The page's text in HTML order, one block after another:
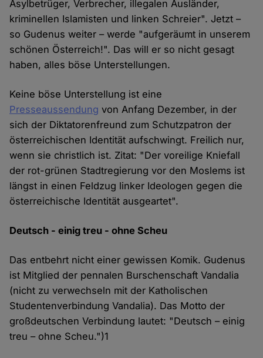
Asylbetrüger, Verbrecher, illegalen Ausländer,
kriminellen Islamisten und linken Schreier". Jetzt –
so Gudenus weiter – werde "aufgeräumt in unserem
schönen Österreich!". Das will er so nicht gesagt
haben, alles böse Unterstellungen.
Keine böse Unterstellung ist eine
Presseaussendung von Anfang Dezember, in der
sich der Diktatorenfreund zum Schutzpatron der
österreichischen Identität aufschwingt. Freilich nur,
wenn sie christlich ist. Zitat: "Der voreilige Kniefall
der rot-grünen Stadtregierung vor den Moslems ist
längst in einen Feldzug linker Ideologen gegen die
österreichische Identität ausgeartet".
Deutsch - einig treu - ohne Scheu
Das entbehrt nicht einer gewissen Komik. Gudenus
ist Mitglied der pennalen Burschenschaft Vandalia
(nicht zu verwechseln mit der Katholischen
Studentenverbindung Vandalia). Das Motto der
großdeutschen Verbindung lautet: "Deutsch – einig
treu – ohne Scheu.")1